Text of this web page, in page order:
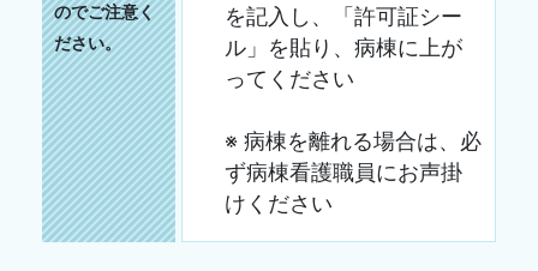
のでご注意く
ださい。
を記入し、「許可証シー
ル」を貼り、病棟に上が
ってください
※ 病棟を離れる場合は、必
ず病棟看護職員にお声掛
けください